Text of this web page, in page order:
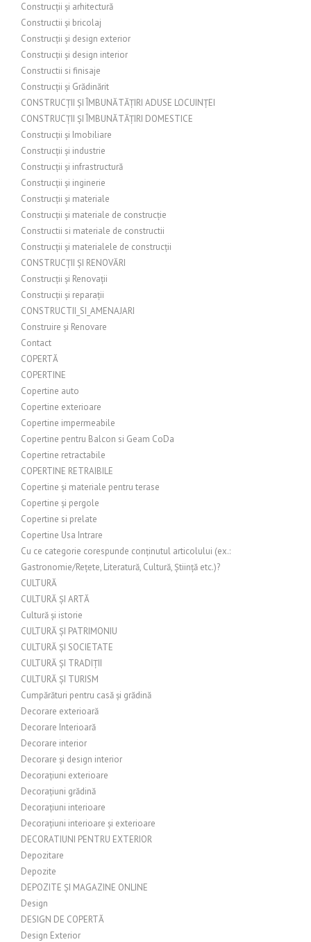
Construcții și arhitectură
Constructii și bricolaj
Construcții și design exterior
Construcții și design interior
Constructii si finisaje
Construcții și Grădinărit
CONSTRUCȚII ȘI ÎMBUNĂTĂȚIRI ADUSE LOCUINȚEI
CONSTRUCȚII ȘI ÎMBUNĂTĂȚIRI DOMESTICE
Construcții și Imobiliare
Construcții și industrie
Construcții și infrastructură
Construcții și inginerie
Construcții și materiale
Construcții și materiale de construcție
Constructii si materiale de constructii
Construcții și materialele de construcții
CONSTRUCȚII ȘI RENOVĂRI
Construcții și Renovații
Construcții și reparații
CONSTRUCTII_SI_AMENAJARI
Construire și Renovare
Contact
COPERTĂ
COPERTINE
Copertine auto
Copertine exterioare
Copertine impermeabile
Copertine pentru Balcon si Geam CoDa
Copertine retractabile
COPERTINE RETRAIBILE
Copertine și materiale pentru terase
Copertine și pergole
Copertine si prelate
Copertine Usa Intrare
Cu ce categorie corespunde conținutul articolului (ex.:
Gastronomie/Rețete, Literatură, Cultură, Știință etc.)?
CULTURĂ
CULTURĂ ȘI ARTĂ
Cultură și istorie
CULTURĂ ȘI PATRIMONIU
CULTURĂ ȘI SOCIETATE
CULTURĂ ȘI TRADIȚII
CULTURĂ ȘI TURISM
Cumpărături pentru casă și grădină
Decorare exterioară
Decorare Interioară
Decorare interior
Decorare și design interior
Decorațiuni exterioare
Decorațiuni grădină
Decorațiuni interioare
Decorațiuni interioare și exterioare
DECORATIUNI PENTRU EXTERIOR
Depozitare
Depozite
DEPOZITE ȘI MAGAZINE ONLINE
Design
DESIGN DE COPERTĂ
Design Exterior